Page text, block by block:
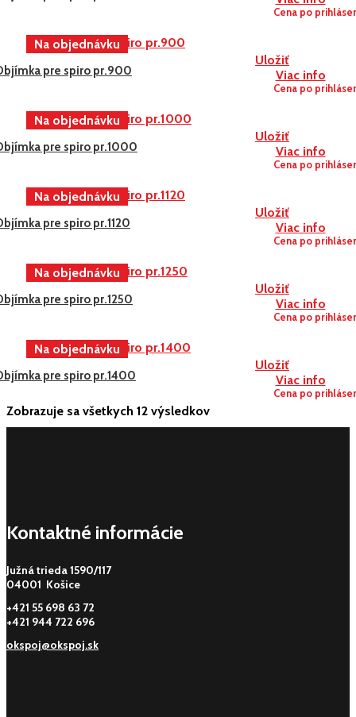
Cena po
Uložiť
Viac info
pre spiro pr.900
Cena po
Uložiť
Viac info
pre spiro pr.1000
Cena po
Uložiť
Viac info
pre spiro pr.1120
Cena po
Uložiť
Viac info
pre spiro pr.1250
Cena po
Uložiť
Viac info
pre spiro pr.1400
Cena po
Zobrazuje sa všetkych 12 výsledkov
Kontaktné informácie
Južná trieda 1590/117
04001 Košice
+421 55 698 63 72
+421 944 722 696
okspoj@okspoj.sk